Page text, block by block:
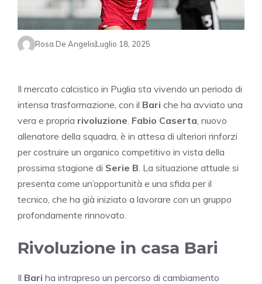
Rosa De AngelisLuglio 18, 2025
Il mercato calcistico in Puglia sta vivendo un periodo di
intensa trasformazione, con il Bari che ha avviato una
vera e propria rivoluzione Fabio Caserta , nuovo
allenatore della squadra, è in attesa di ulteriori rinforzi
per costruire un organico competitivo in vista della
prossima stagione di Serie B . La situazione attuale si
presenta come un’opportunità e una sfida per il
tecnico, che ha già iniziato a lavorare con un gruppo
profondamente rinnovato.
Rivoluzione in casa Bari
Il Bari ha intrapreso un percorso di cambiamento